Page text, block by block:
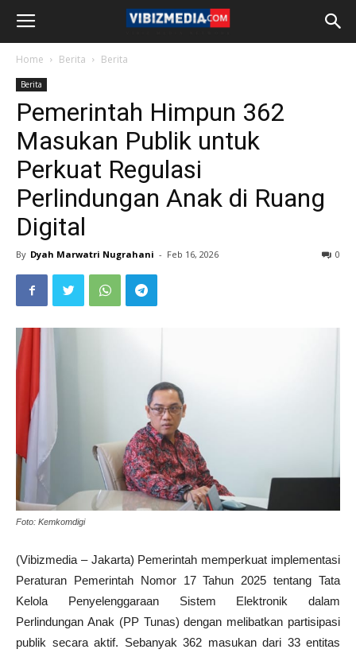
Home Berita Berita
Berita
Pemerintah Himpun 362
Masukan Publik untuk
Perkuat Regulasi
Perlindungan Anak di Ruang
Digital
By Dyah Marwatri Nugrahani - Feb 16, 2026 0
Foto: Kemkomdigi
(Vibizmedia – Jakarta) Pemerintah memperkuat implementasi
Peraturan Pemerintah Nomor 17 Tahun 2025 tentang Tata
Kelola Penyelenggaraan Sistem Elektronik dalam
Perlindungan Anak (PP Tunas) dengan melibatkan partisipasi
publik secara aktif. Sebanyak 362 masukan dari 33 entitas